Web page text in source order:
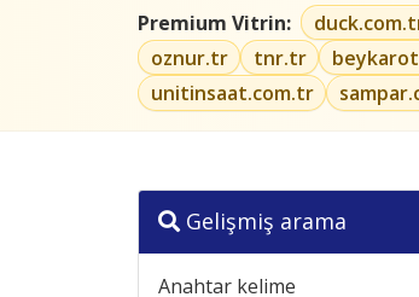
Premium Vitrin:
oznur.tr
tnr.tr
unitinsaat.com.tr
Gelişmiş arama
Anahtar kelime